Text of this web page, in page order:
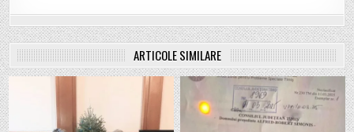
ARTICOLE SIMILARE